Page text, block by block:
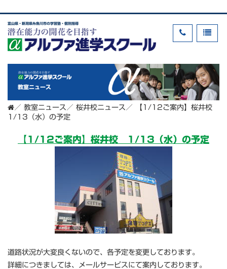
富山県・新潟県糸魚川市の学習塾・個別指導
教室ニュース
／ 教室ニュース ／ 桜井校ニュース ／
【1/12ご案内】桜井校
1/13（水）の予定
【1/12ご案内】桜井校 1/13（水）の予定
道路状況が大変良くないので、各予定を変更しております。
詳細につきましては、メールサービスにて案内しております。